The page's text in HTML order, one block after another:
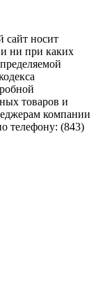
сайт носит
ни при каких
товаров и
компании
телефону: (843)